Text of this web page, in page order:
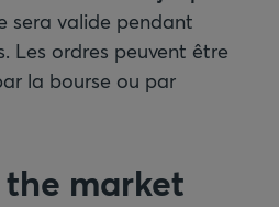
sera valide pendant
Les ordres peuvent être
la bourse ou par
the market